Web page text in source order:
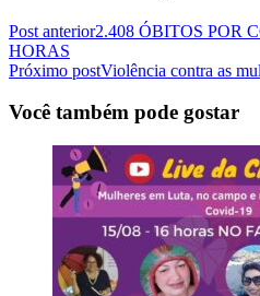
Post anterior2.408 ÓBITOS POR
HORAS
Próximo postViolência contra as
Você também pode gostar